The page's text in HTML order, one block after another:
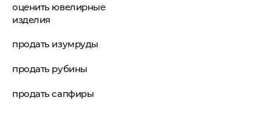
оценить ювелирные
изделия
продать изумруды
продать рубины
продать сапфиры